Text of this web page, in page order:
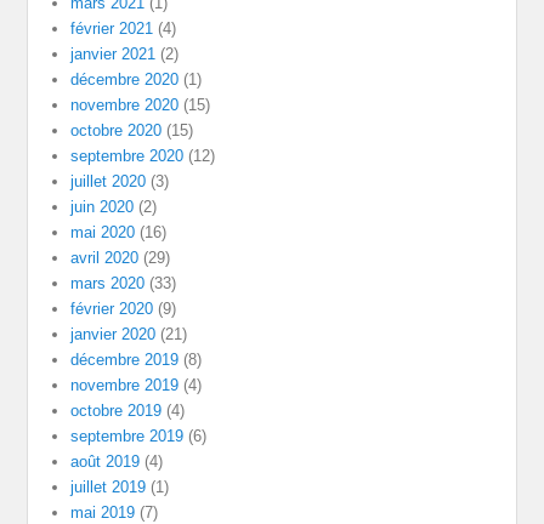
février 2021 (4)
janvier 2021 (2)
décembre 2020 (1)
novembre 2020 (15)
octobre 2020 (15)
septembre 2020 (12)
juillet 2020 (3)
juin 2020 (2)
mai 2020 (16)
avril 2020 (29)
mars 2020 (33)
février 2020 (9)
janvier 2020 (21)
décembre 2019 (8)
novembre 2019 (4)
octobre 2019 (4)
septembre 2019 (6)
août 2019 (4)
juillet 2019 (1)
mai 2019 (7)